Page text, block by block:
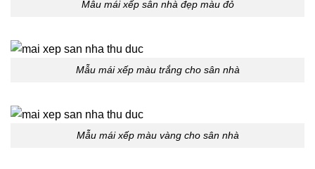
Mẫu mái xếp sân nhà đẹp màu đỏ
Mẫu mái xếp màu trắng cho sân nhà
Mẫu mái xếp màu vàng cho sân nhà